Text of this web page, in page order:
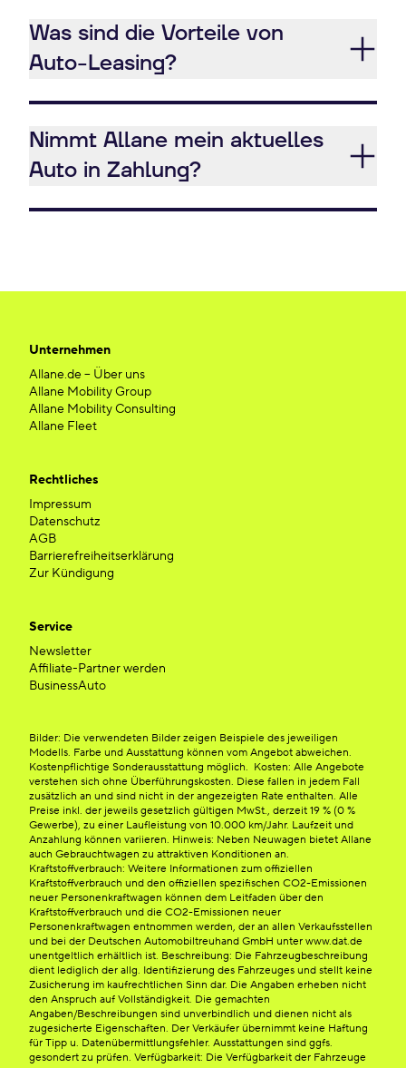
Was sind die Vorteile von
Auto-Leasing?
Nimmt Allane mein aktuelles
Auto in Zahlung?
Unternehmen
Allane.de – Über uns
Allane Mobility Group
Allane Mobility Consulting
Allane Fleet
Rechtliches
Impressum
Datenschutz
AGB
Barrierefreiheitserklärung
Zur Kündigung
Service
Newsletter
Affiliate-Partner werden
BusinessAuto
Bilder: Die verwendeten Bilder zeigen Beispiele des jeweiligen
Modells. Farbe und Ausstattung können vom Angebot abweichen.
Kostenpflichtige Sonderausstattung möglich. Kosten: Alle Angebote
verstehen sich ohne Überführungskosten. Diese fallen in jedem Fall
zusätzlich an und sind nicht in der angezeigten Rate enthalten. Alle
Preise inkl. der jeweils gesetzlich gültigen MwSt., derzeit 19 % (0 %
Gewerbe), zu einer Laufleistung von 10.000 km/Jahr. Laufzeit und
Anzahlung können variieren. Hinweis: Neben Neuwagen bietet Allane
auch Gebrauchtwagen zu attraktiven Konditionen an.
Kraftstoffverbrauch: Weitere Informationen zum offiziellen
Kraftstoffverbrauch und den offiziellen spezifischen CO2-Emissionen
neuer Personenkraftwagen können dem Leitfaden über den
Kraftstoffverbrauch und die CO2-Emissionen neuer
Personenkraftwagen entnommen werden, der an allen Verkaufsstellen
und bei der Deutschen Automobiltreuhand GmbH unter www.dat.de
unentgeltlich erhältlich ist. Beschreibung: Die Fahrzeugbeschreibung
dient lediglich der allg. Identifizierung des Fahrzeuges und stellt keine
Zusicherung im kaufrechtlichen Sinn dar. Die Angaben erheben nicht
den Anspruch auf Vollständigkeit. Die gemachten
Angaben/Beschreibungen sind unverbindlich und dienen nicht als
zugesicherte Eigenschaften. Der Verkäufer übernimmt keine Haftung
für Tipp u. Datenübermittlungsfehler. Ausstattungen sind ggfs.
gesondert zu prüfen. Verfügbarkeit: Die Verfügbarkeit der Fahrzeuge